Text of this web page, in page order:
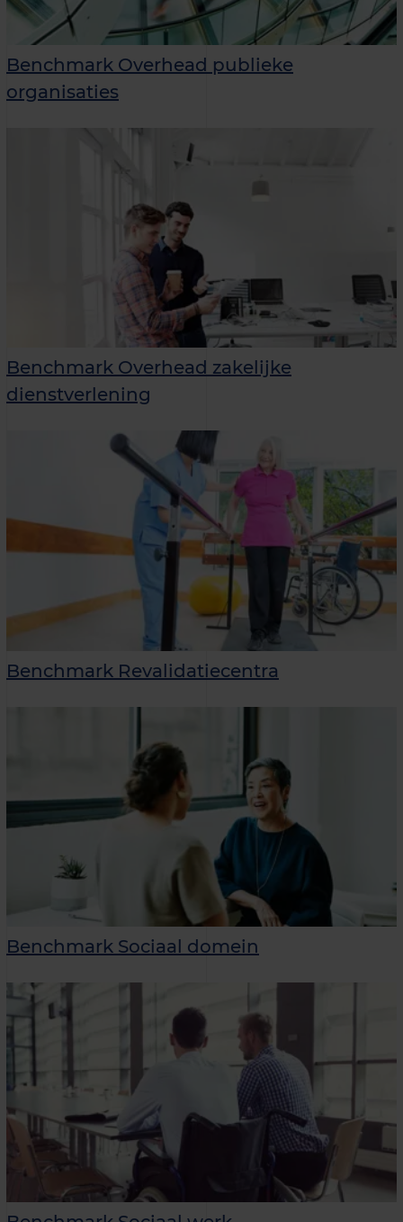
Benchmark Overhead publieke
organisaties
Benchmark Overhead zakelijke
dienstverlening
Benchmark Revalidatiecentra
Benchmark Sociaal domein